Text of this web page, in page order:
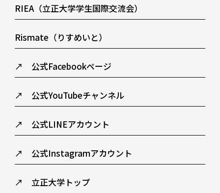
RIEA（立正大学学生国際交流会）
Rismate（りすめいと）
↗ 公式Facebookページ
↗ 公式YouTubeチャンネル
↗ 公式LINEアカウント
↗ 公式Instagramアカウント
↗ 立正大学トップ